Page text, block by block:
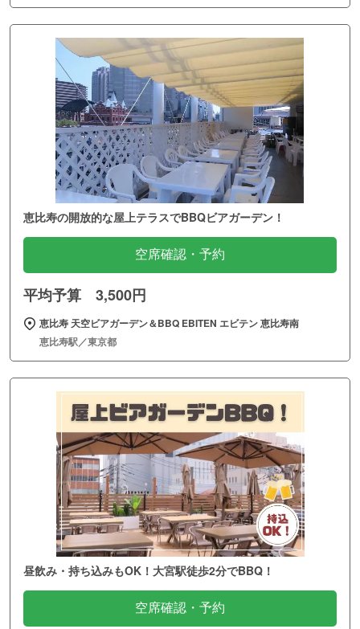
恵比寿の開放的な屋上テラスでBBQビアガーデン！
空席確認・予約
平均予算 3,500円
恵比寿 天空ビアガーデン＆BBQ EBITEN エビテン 恵比寿南
恵比寿駅／東京都
昼飲み・持ち込みもOK！大宮駅徒歩2分でBBQ！
空席確認・予約